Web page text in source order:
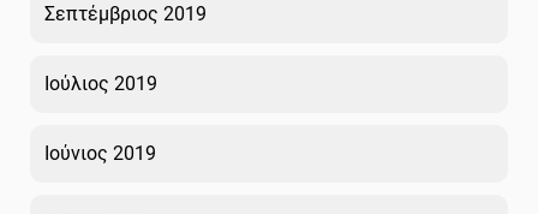
Σεπτέμβριος 2019
Ιούλιος 2019
Ιούνιος 2019